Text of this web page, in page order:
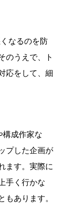
なるのを防
のうえで、ト
応をして、細
構成作家な
プした企画が
ます。実際に
手く行かな
もあります。